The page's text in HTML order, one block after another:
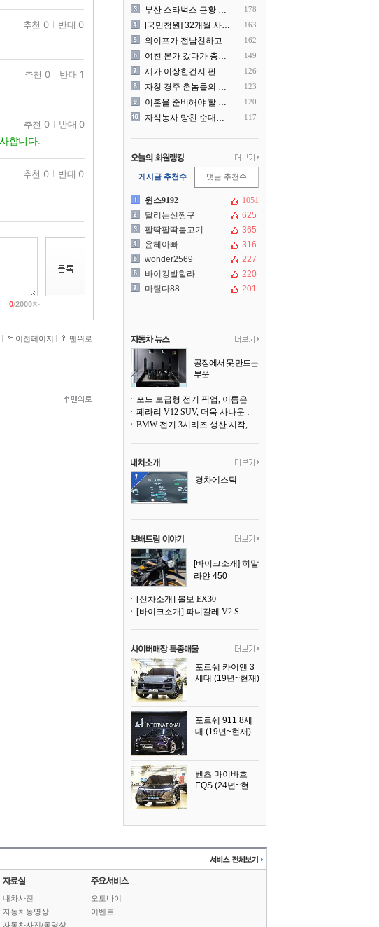
추천 0 반대 0
추천 0 반대 1
합니다.
추천 0 반대 0
추천 0 반대 0
0/2000자
이전페이지 맨위로
부산 스타벅스 근황 ㅎㄷㄷ 178
[국민청원] 32개월 사랑하.. 163
와이프가 전남친하고 해외여행.. 162
여친 본가 갔다가 충격 먹은.. 149
제가 이상한건지 판단 부탁드.. 126
자칭 경주 촌놈들의 국내 여.. 123
이혼을 준비해야 할 것 같습.. 120
자식농사 망친 순대국집 사장.. 117
게시글 추천수 댓글 추천수
윈스9192
1051
달리는신짱구
625
팔딱팔딱불고기
365
윤혜아빠
316
wonder2569
227
바이킹발할라
220
마틸다88
201
공장에서 못 만드는
부품
어낸다
페라리 V12 SUV, 더욱 사나운 얼굴로 돌아온다
경차에스틱
[바이크소개] 히말
라얀 450
[신차소개] 볼보 EX30
[바이크소개] 파니갈레 V2 S
포르쉐 카이엔 3
세대 (19년~현재)
포르쉐 911 8세
대 (19년~현재)
벤츠 마이바흐
EQS (24년~현
내차사진
자동차동영상
자동차사진/동영상
오토바이
이벤트